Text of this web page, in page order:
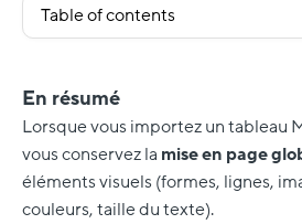
Table of contents
En résumé
Lorsque vous importez un tableau
vous conservez la mise en page
éléments visuels (formes, lignes,
couleurs, taille du texte).